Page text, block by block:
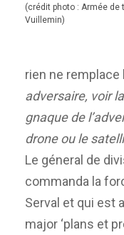
(crédit photo : Armée de
Vuillemin)
rien ne remplace
adversaire, voir
gnaque de
drone ou le
Le géneral de
commanda la
Serval et qui est
major ‘plans et